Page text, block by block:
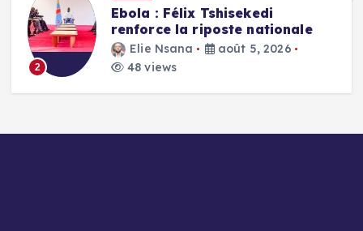
2
Ebola : Félix Tshisekedi
renforce la riposte nationale
Elie Nsana
août 5, 2026
48 views